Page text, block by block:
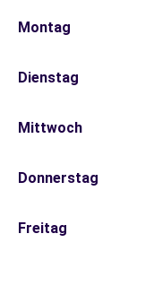
Montag
Dienstag
Mittwoch
Donnerstag
Freitag